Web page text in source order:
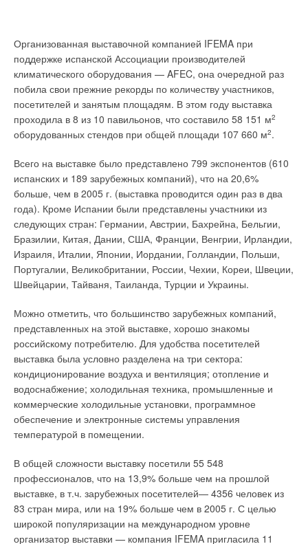
Организованная выставочной компанией IFEMA при
поддержке испанской Ассоциации производителей
климатического оборудования — AFEC, она очередной раз
побила свои прежние рекорды по количеству участников,
посетителей и занятым площадям. В этом году выставка
проходила в 8 из 10 павильонов, что составило 58 151 м2
оборудованных стендов при общей площади 107 660 м2.
Всего на выставке было представлено 799 экспонентов (610
испанских и 189 зарубежных компаний), что на 20,6%
больше, чем в 2005 г. (выставка проводится один раз в два
года). Кроме Испании были представлены участники из
следующих стран: Германии, Австрии, Бахрейна, Бельгии,
Бразилии, Китая, Дании, США, Франции, Венгрии, Ирландии,
Израиля, Италии, Японии, Иордании, Голландии, Польши,
Португалии, Великобритании, России, Чехии, Кореи, Швеции,
Швейцарии, Тайваня, Таиланда, Турции и Украины.
Можно отметить, что большинство зарубежных компаний,
представленных на этой выставке, хорошо знакомы
российскому потребителю. Для удобства посетителей
выставка была условно разделена на три сектора:
кондиционирование воздуха и вентиляция; отопление и
водоснабжение; холодильная техника, промышленные и
коммерческие холодильные установки, программное
обеспечение и электронные системы управления
температурой в помещении.
В общей сложности выставку посетили 55 548
профессионалов, что на 13,9% больше чем на прошлой
выставке, в т.ч. зарубежных посетителей— 4356 человек из
83 стран мира, или на 19% больше чем в 2005 г. С целью
широкой популяризации на международном уровне
организатор выставки — компания IFEMA пригласила 11
выставочной компании Messe Frankfurt. Выставка
ISH-2007 закончилась сенсационным достижением
— ее посетили более 215 тыс. человек. При этом
каждый четвертый посетитель прибыл из
заграницы. Всего на 254 тыс. м2 выставочной
площади располагались стенды 2392 участников
из 58 стран.
Выставка состояла из четырех разделов: «Техника
энергоснабжения и жизнеобеспечения зданий»,
«Удивительный мир ванных комнат», «Aircontec» —
оборудование для вентиляции и кондиционирования, и
связующий раздел «Мир монтажной техники». Самой
актуальной темой экспозиции стали технологии для создания
возобновляемые и традиционные виды энергии.
Человечество поняло, что будущее за их грамотной
комбинацией, и по мнению экспертов, время этой
комбинации настало. Например, отопление с помощью
биомассы вполне реальное, комфортабельное и
перспективное дополнение к отопительным системам,
работающим на газу и жидком топливе. Важную функцию
берут на себя кафельные печи и камины, применение
рамках раздела «Техника энергоснабжения и
жизнеобеспечения зданий» прошел форум «Outlook —
Building Perspectives »,посвященный тематике «энергия +
архитектура».
Энергосберегающие технологии в отоплении
набором функций, мы вынуждены переплачивать
за ненужные опции или жертвовать
необходимыми.
представляли собой обычную мелкоячеистую сетку, через
которую и происходил забор воздуха из помещения. Их
предназначение сводилось к минимуму: задерживать пыль и
защищать от нее в первую очередь радиатор внутреннего
блока, а заодно и обитателей квартиры. По большому счету,
работу таких систем можно сравнить с обыкновенным
пылесосом, где фильтрующие элементы выполняют
единственную роль — роль пылесборника.
в наши квартиры с улицы. Традиционным фильтрам также не
одолеть пыльцу, аллергены, табачный дым и неприятные
запахи. Лишь совсем недавно наукоемкие технологии
позволили полностью изменить представление о
возможностях современных кондиционеров, превратив их,
по сути, из приборов охлаждения и обогрева в настоящие
климатические комплексы.
Лидер азиатского климатического рынка китайская компания
фильтрами нового поколения. Для этого специалистами
компании была разработана и запущена в производство
технология Fresco Tech, основанная на передовых
достижениях технического прогресса. Не вдаваясь в
технические подробности, Fresco Tech— принципиально
новое поколение фильтрующих элементов.